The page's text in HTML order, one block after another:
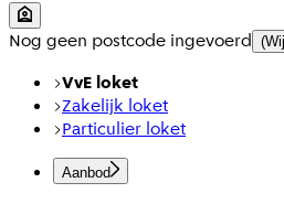
Nog geen postcode ingevoerd
VvE loket
Zakelijk loket
Particulier loket
Aanbod